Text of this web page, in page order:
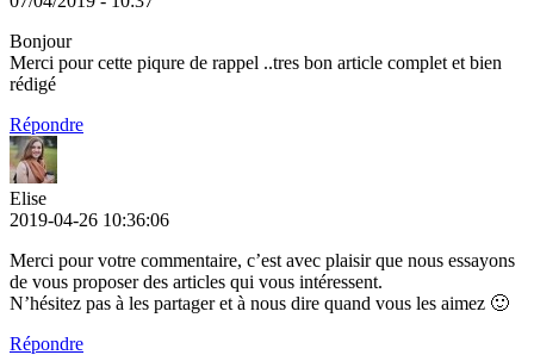
Bonjour
Merci pour cette piqure de rappel ..tres bon article complet et bien
rédigé
Répondre
Elise
2019-04-26 10:36:06
Merci pour votre commentaire, c’est avec plaisir que nous essayons
de vous proposer des articles qui vous intéressent.
N’hésitez pas à les partager et à nous dire quand vous les aimez 🙂
Répondre